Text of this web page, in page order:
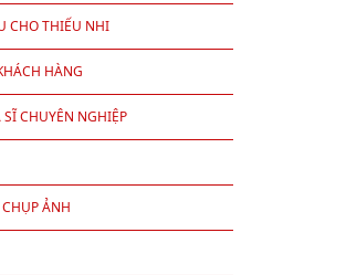
CHO THIẾU NHI
HÀNG
CHUYÊN NGHIỆP
ẢNH